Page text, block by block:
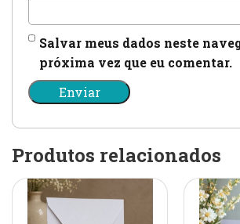
Salvar meus dados neste
próxima vez que eu comentar.
Produtos relacionados